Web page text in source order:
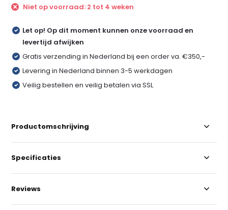
Niet op voorraad: 2 tot 4 weken
Let op! Op dit moment kunnen onze voorraad en
levertijd afwijken
Gratis verzending in Nederland bij een order va. €350,-
Levering in Nederland binnen 3-5 werkdagen
Veilig bestellen en veilig betalen via SSL
Productomschrijving
Specificaties
Reviews